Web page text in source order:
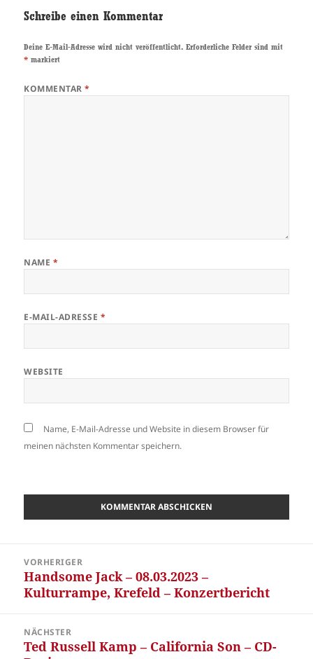
Schreibe einen Kommentar
Deine E-Mail-Adresse wird nicht veröffentlicht. Erforderliche Felder sind mit
* markiert
KOMMENTAR*
NAME *
E-MAIL-ADRESSE *
WEBSITE
Name, E-Mail-Adresse und Website in diesem Browser für
meinen nächsten Kommentar speichern.
VORHERIGER
Vorheriger
Beitrag:
Handsome Jack – 08.03.2023 –
Kulturrampe, Krefeld – Konzertbericht
NÄCHSTER
Nächster
Ted Russell Kamp – California Son – CD-